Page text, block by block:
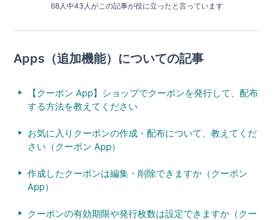
68人中43人がこの記事が役に立ったと言っています
Apps（追加機能）についての記事
【クーポン App】ショップでクーポンを発行して、配布
する方法を教えてください
お気に入りクーポンの作成・配布について、教えてくだ
さい（クーポン App）
作成したクーポンは編集・削除できますか（クーポン
App）
クーポンの有効期限や発行枚数は設定できますか（クー